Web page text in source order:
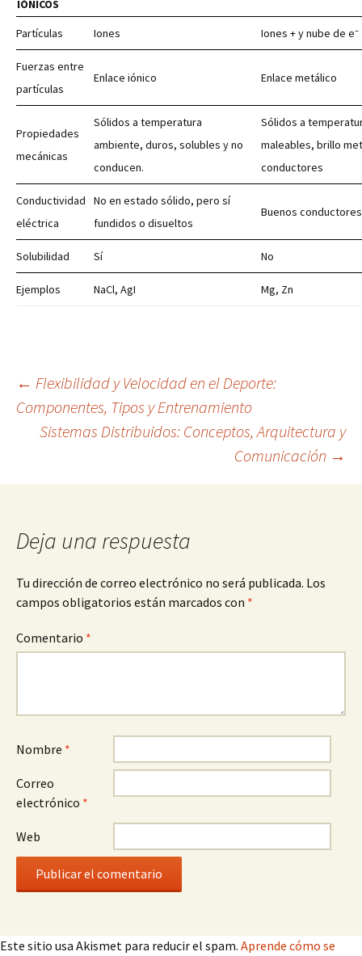
IÓNICOS
Partículas Iones Iones + y nube de e–
Fuerzas entre
partículas
Enlace iónico Enlace metálico
Propiedades
mecánicas
Sólidos a temperatura
ambiente, duros, solubles y no
conducen.
Sólidos a
maleables, brillo
conductores
Conductividad
eléctrica
No en estado sólido, pero sí
fundidos o disueltos
Buenos conductores
Solubilidad Sí No
Ejemplos NaCl, AgI Mg, Zn
Navegación
de
entradas
← Flexibilidad y Velocidad en el Deporte:
Componentes, Tipos y Entrenamiento
Sistemas Distribuidos: Conceptos, Arquitectura y
Comunicación →
Deja una respuesta
Tu dirección de correo electrónico no será publicada. Los
campos obligatorios están marcados con *
Comentario *
Nombre *
Correo
electrónico *
Web
Este sitio usa Akismet para reducir el spam. Aprende cómo se